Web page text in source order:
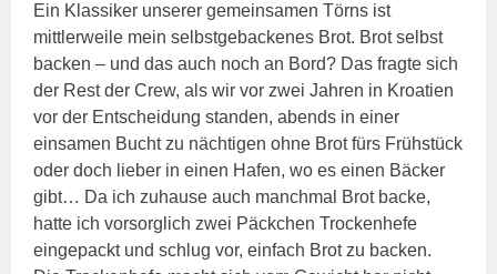
Ein Klassiker unserer gemeinsamen Törns ist
mittlerweile mein selbstgebackenes Brot. Brot selbst
backen – und das auch noch an Bord? Das fragte sich
der Rest der Crew, als wir vor zwei Jahren in Kroatien
vor der Entscheidung standen, abends in einer
einsamen Bucht zu nächtigen ohne Brot fürs Frühstück
oder doch lieber in einen Hafen, wo es einen Bäcker
gibt… Da ich zuhause auch manchmal Brot backe,
hatte ich vorsorglich zwei Päckchen Trockenhefe
eingepackt und schlug vor, einfach Brot zu backen.